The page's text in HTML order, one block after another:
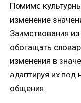
Помимо
изменение
Заимствования
обогащать
изменения в
адаптируя их
общения.